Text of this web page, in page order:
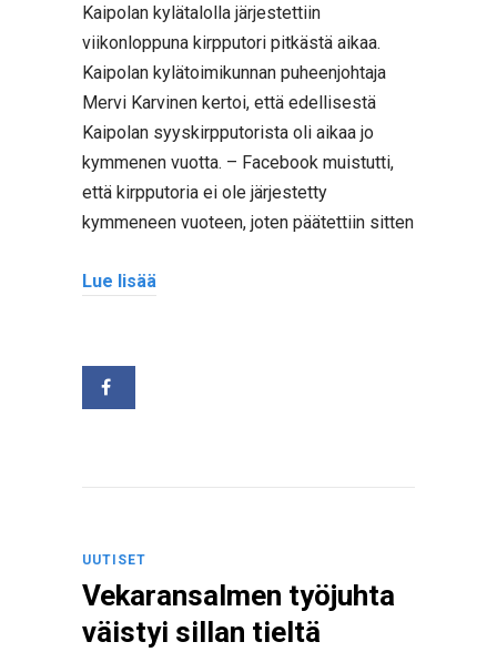
Kaipolan kylätalolla järjestettiin
viikonloppuna kirpputori pitkästä aikaa.
Kaipolan kylätoimikunnan puheenjohtaja
Mervi Karvinen kertoi, että edellisestä
Kaipolan syyskirpputorista oli aikaa jo
kymmenen vuotta. – Facebook muistutti,
että kirpputoria ei ole järjestetty
kymmeneen vuoteen, joten päätettiin sitten
Lue lisää
UUTISET
Vekaransalmen työjuhta
väistyi sillan tieltä